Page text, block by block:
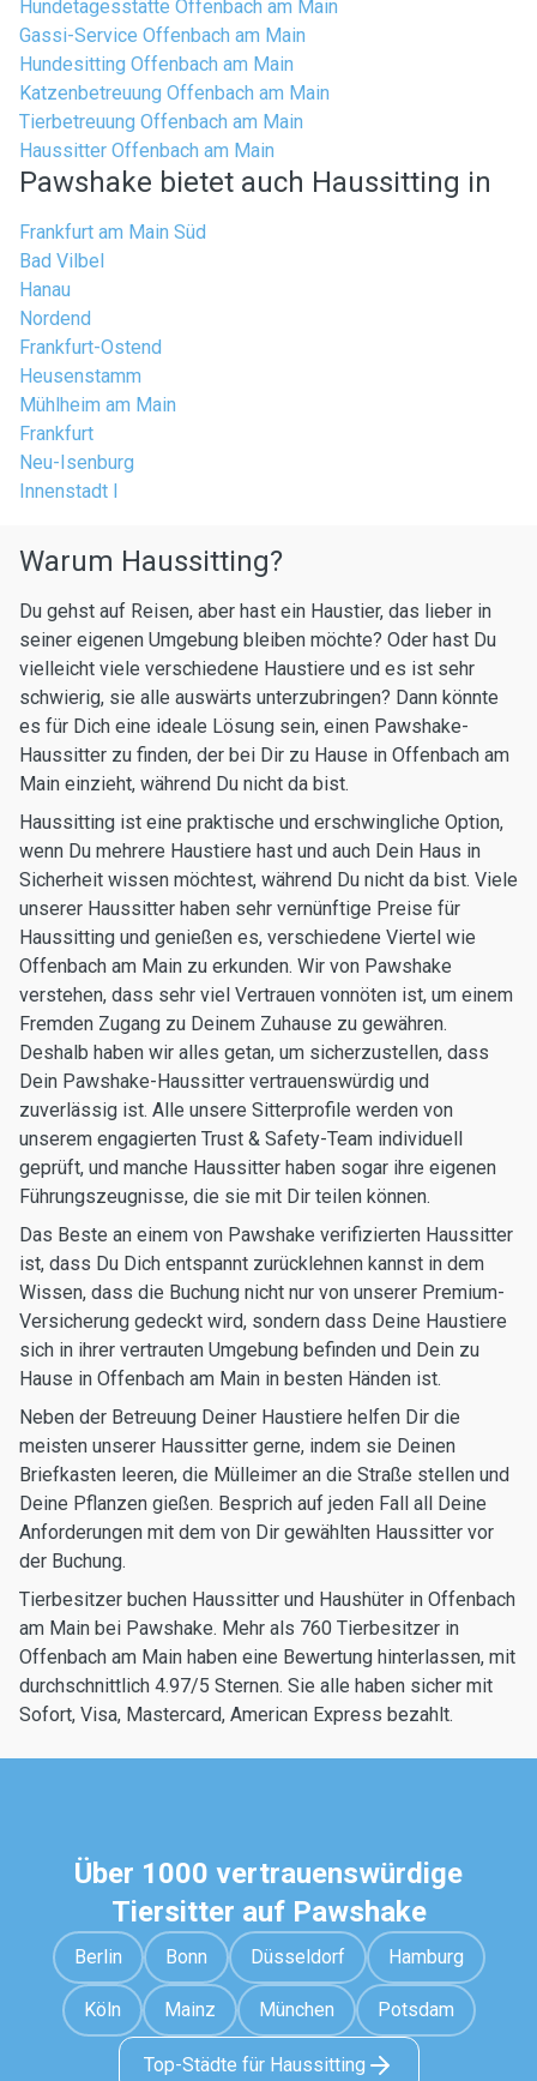
Hundetagesstätte Offenbach am Main
Gassi-Service Offenbach am Main
Hundesitting Offenbach am Main
Katzenbetreuung Offenbach am Main
Tierbetreuung Offenbach am Main
Haussitter Offenbach am Main
Pawshake bietet auch Haussitting in
Frankfurt am Main Süd
Bad Vilbel
Hanau
Nordend
Frankfurt-Ostend
Heusenstamm
Mühlheim am Main
Frankfurt
Neu-Isenburg
Innenstadt I
Warum Haussitting?
Du gehst auf Reisen, aber hast ein Haustier, das lieber in
seiner eigenen Umgebung bleiben möchte? Oder hast Du
vielleicht viele verschiedene Haustiere und es ist sehr
schwierig, sie alle auswärts unterzubringen? Dann könnte
es für Dich eine ideale Lösung sein, einen Pawshake-
Haussitter zu finden, der bei Dir zu Hause in Offenbach am
Main einzieht, während Du nicht da bist.
Haussitting ist eine praktische und erschwingliche Option,
wenn Du mehrere Haustiere hast und auch Dein Haus in
Sicherheit wissen möchtest, während Du nicht da bist. Viele
unserer Haussitter haben sehr vernünftige Preise für
Haussitting und genießen es, verschiedene Viertel wie
Offenbach am Main zu erkunden. Wir von Pawshake
verstehen, dass sehr viel Vertrauen vonnöten ist, um einem
Fremden Zugang zu Deinem Zuhause zu gewähren.
Deshalb haben wir alles getan, um sicherzustellen, dass
Dein Pawshake-Haussitter vertrauenswürdig und
zuverlässig ist. Alle unsere Sitterprofile werden von
unserem engagierten Trust & Safety-Team individuell
geprüft, und manche Haussitter haben sogar ihre eigenen
Führungszeugnisse, die sie mit Dir teilen können.
Das Beste an einem von Pawshake verifizierten Haussitter
ist, dass Du Dich entspannt zurücklehnen kannst in dem
Wissen, dass die Buchung nicht nur von unserer Premium-
Versicherung gedeckt wird, sondern dass Deine Haustiere
sich in ihrer vertrauten Umgebung befinden und Dein zu
Hause in Offenbach am Main in besten Händen ist.
Neben der Betreuung Deiner Haustiere helfen Dir die
meisten unserer Haussitter gerne, indem sie Deinen
Briefkasten leeren, die Mülleimer an die Straße stellen und
Deine Pflanzen gießen. Besprich auf jeden Fall all Deine
Anforderungen mit dem von Dir gewählten Haussitter vor
der Buchung.
Tierbesitzer buchen Haussitter und Haushüter in Offenbach
am Main bei Pawshake. Mehr als 760 Tierbesitzer in
Offenbach am Main haben eine Bewertung hinterlassen, mit
durchschnittlich 4.97/5 Sternen. Sie alle haben sicher mit
Sofort, Visa, Mastercard, American Express bezahlt.
Über 1000 vertrauenswürdige
Tiersitter auf Pawshake
Berlin Bonn Düsseldorf Hamburg
Köln Mainz München Potsdam
Top-Städte für Haussitting